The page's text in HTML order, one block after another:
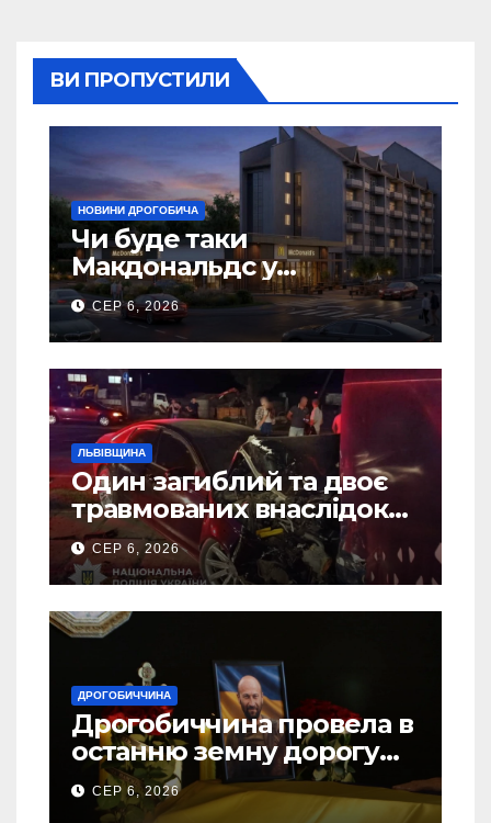
ВИ ПРОПУСТИЛИ
НОВИНИ ДРОГОБИЧА
Чи буде таки
Макдональдс у
Дрогобичі? (Фото)
СЕР 6, 2026
ЛЬВІВЩИНА
Один загиблий та двоє
травмованих внаслідок
ДТП на Самбірщині
СЕР 6, 2026
ДРОГОБИЧЧИНА
Дрогобиччина провела в
останню земну дорогу
свого Захисника – Олега
Торського
СЕР 6, 2026